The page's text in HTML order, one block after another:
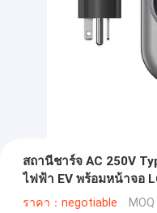
สถานีชาร์จ AC 250V
ไฟฟ้า EV พร้อมหน้าจอ
ราคา：negotiable